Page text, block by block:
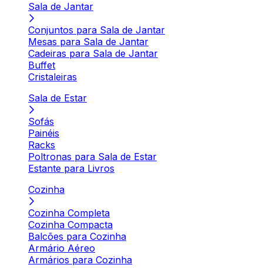
Sala de Jantar
Conjuntos para Sala de Jantar
Mesas para Sala de Jantar
Cadeiras para Sala de Jantar
Buffet
Cristaleiras
Sala de Estar
Sofás
Painéis
Racks
Poltronas para Sala de Estar
Estante para Livros
Cozinha
Cozinha Completa
Cozinha Compacta
Balcões para Cozinha
Armário Aéreo
Armários para Cozinha